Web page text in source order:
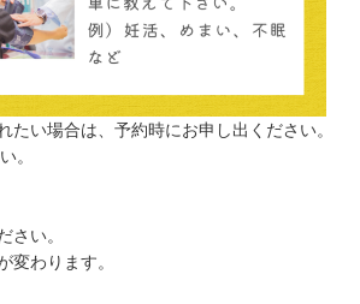
たい場合は、予約時にお申し出ください。
。
さい。
変わります。